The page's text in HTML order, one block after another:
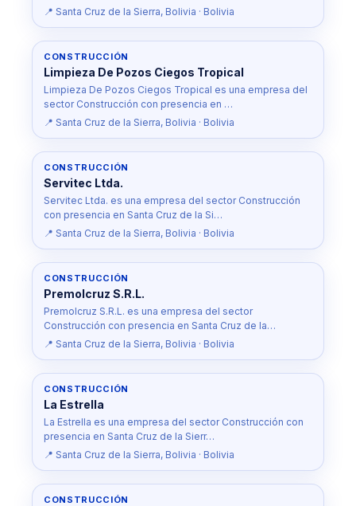
📍 Santa Cruz de la Sierra, Bolivia · Bolivia
CONSTRUCCIÓN
Limpieza De Pozos Ciegos Tropical
Limpieza De Pozos Ciegos Tropical es una empresa del
sector Construcción con presencia en …
📍 Santa Cruz de la Sierra, Bolivia · Bolivia
CONSTRUCCIÓN
Servitec Ltda.
Servitec Ltda. es una empresa del sector Construcción
con presencia en Santa Cruz de la Si…
📍 Santa Cruz de la Sierra, Bolivia · Bolivia
CONSTRUCCIÓN
Premolcruz S.R.L.
Premolcruz S.R.L. es una empresa del sector
Construcción con presencia en Santa Cruz de la…
📍 Santa Cruz de la Sierra, Bolivia · Bolivia
CONSTRUCCIÓN
La Estrella
La Estrella es una empresa del sector Construcción con
presencia en Santa Cruz de la Sierr…
📍 Santa Cruz de la Sierra, Bolivia · Bolivia
CONSTRUCCIÓN